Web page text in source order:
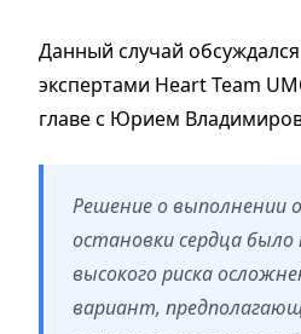
Данный случай
экспертами Heart Team
главе с Юрием
Решение о выполнении
остановки сердца было
высокого риска
вариант,